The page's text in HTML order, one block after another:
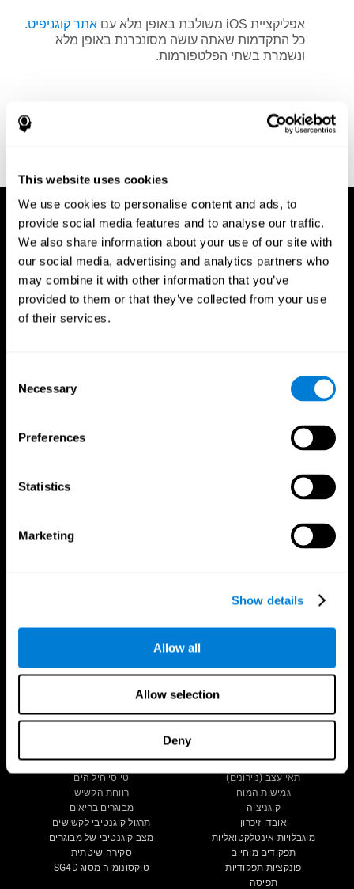
This website uses cookies
We use cookies to personalise content and ads, to
provide social media features and to analyse our traffic.
We also share information about your use of our site with
our social media, advertising and analytics partners who
may combine it with other information that you’ve
provided to them or that they’ve collected from your use
of their services.
Selection
Necessary
Preferences
Statistics
Marketing
Show details
Allow all
Allow selection
Deny
אפליקציית iOS משולבת באופן מלא עם אתר קוגניפיט.
כל התקדמות שאתה עושה מסונכרנת באופן מלא
ונשמרת בשתי הפלטפורמות.
עקוב אחרינו
חלקים במוח
תאי עצב (נוירונים)
גמישות המוח
קוגניציה
אובדן זיכרון
מוגבלויות אינטלקטואליות
תפקודים מוחיים
פונקציות תפקודיות
תפיסה
קשיש בריא
טייסי חיל הים
רווחת הקשיש
מבוגרים בריאים
תרגול קוגנטיבי לקשישים
מצב קוגנטיבי של מבוגרים
סקירה שיטתית
טוקסונומיה מסוג SG4D